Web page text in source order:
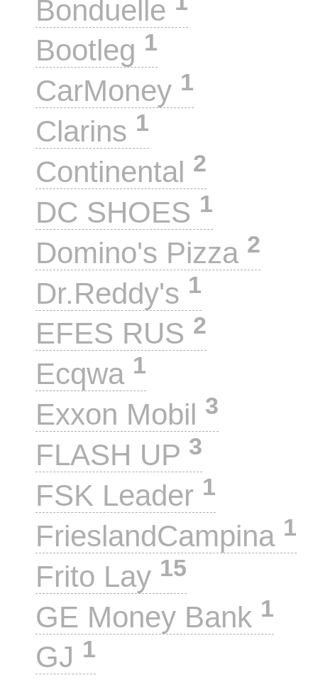
Bonduelle
Bootleg 1
CarMoney 1
Clarins 1
Continental 2
DC SHOES 1
Domino's Pizza 2
Dr.Reddy's 1
EFES RUS 2
Ecqwa 1
Exxon Mobil 3
FLASH UP 3
FSK Leader 1
FrieslandCampina 1
Frito Lay 15
GE Money Bank 1
GJ 1